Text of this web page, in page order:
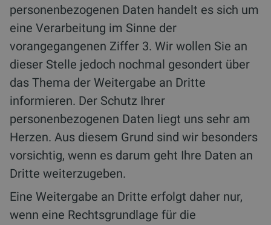
personenbezogenen Daten handelt es sich um
eine Verarbeitung im Sinne der
vorangegangenen Ziffer 3. Wir wollen Sie an
dieser Stelle jedoch nochmal gesondert über
das Thema der Weitergabe an Dritte
informieren. Der Schutz Ihrer
personenbezogenen Daten liegt uns sehr am
Herzen. Aus diesem Grund sind wir besonders
vorsichtig, wenn es darum geht Ihre Daten an
Dritte weiterzugeben.
Eine Weitergabe an Dritte erfolgt daher nur,
wenn eine Rechtsgrundlage für die